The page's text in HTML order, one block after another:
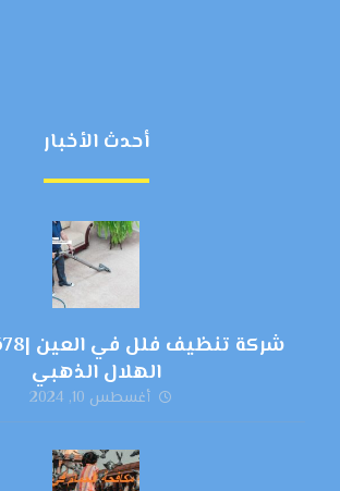
أحدث الأخبار
الهلال الذهبي
أغسطس 10, 2024